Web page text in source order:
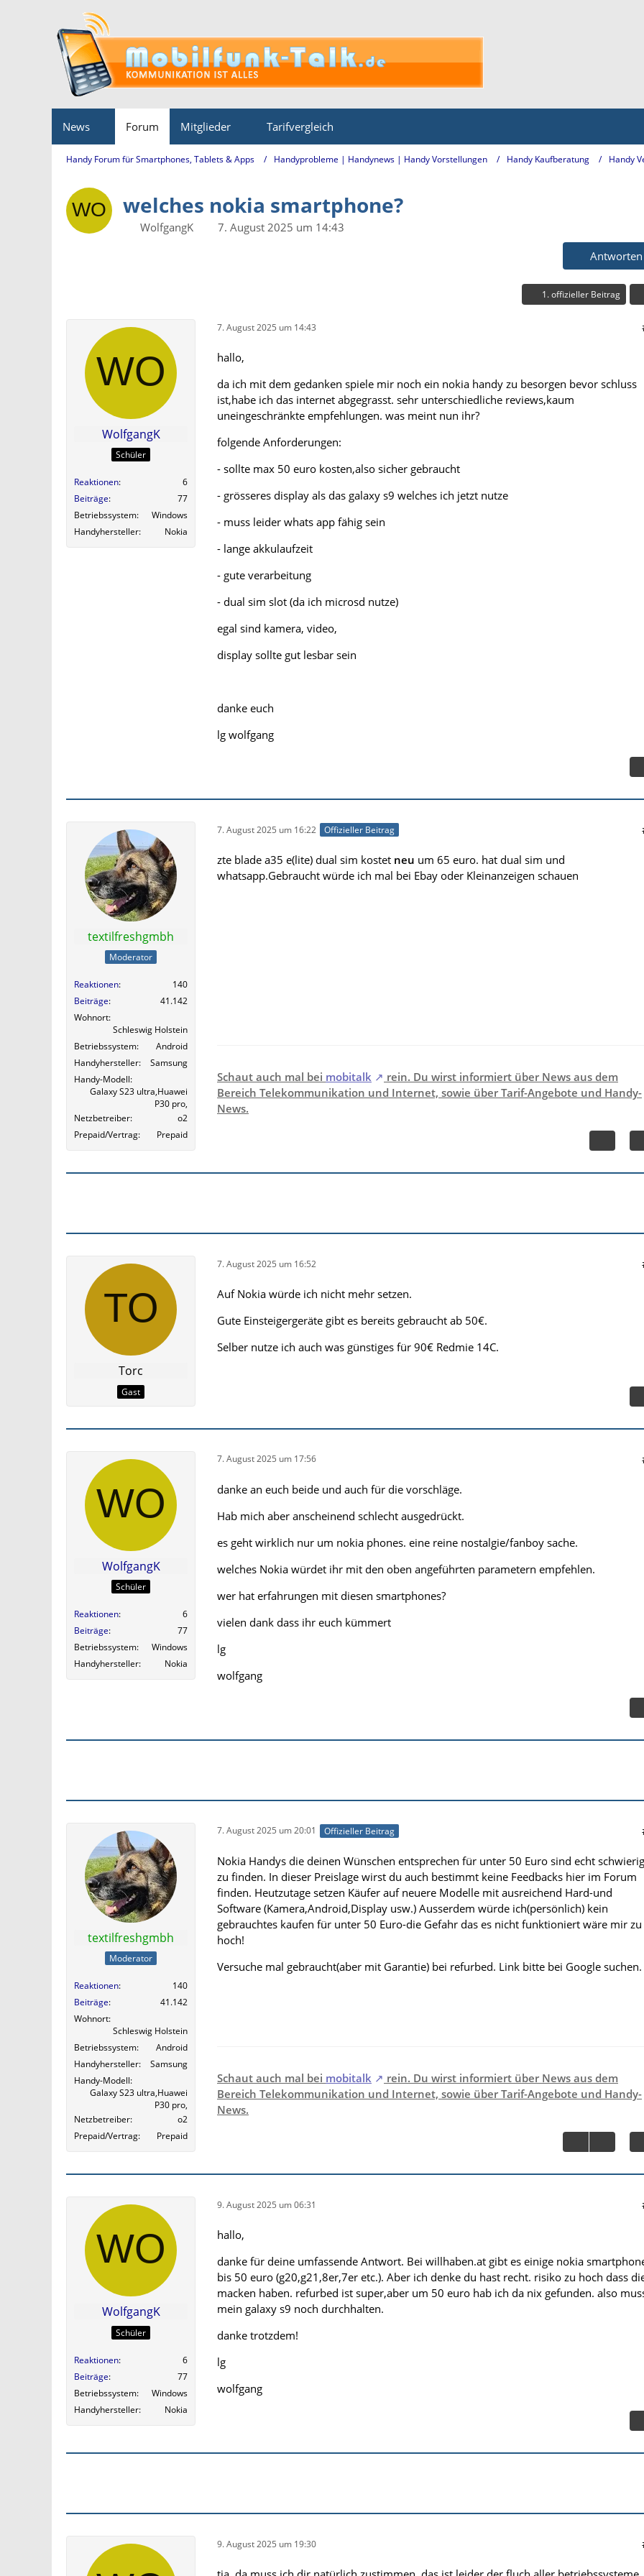
News Forum Mitglieder Tarifvergleich
Handy Forum für Smartphones, Tablets & Apps Handyprobleme | Handynews | Handy Vorstellungen Handy Kaufberatung Handy
welches nokia smartphone?
WolfgangK
7. August 2025 um 14:43
Antworten
1. offizieller Beitrag
WolfgangK
Schüler
Reaktionen
6
Beiträge
77
Betriebssystem
Windows
Handyhersteller
Nokia
7. August 2025 um 14:43
hallo,
da ich mit dem gedanken spiele mir noch ein nokia handy zu besorgen bevor schluss
ist,habe ich das internet abgegrasst. sehr unterschiedliche reviews,kaum
uneingeschränkte empfehlungen. was meint nun ihr?
folgende Anforderungen:
- sollte max 50 euro kosten,also sicher gebraucht
- grösseres display als das galaxy s9 welches ich jetzt nutze
- muss leider whats app fähig sein
- lange akkulaufzeit
- gute verarbeitung
- dual sim slot (da ich microsd nutze)
egal sind kamera, video,
display sollte gut lesbar sein
danke euch
lg wolfgang
textilfreshgmbh
Moderator
Reaktionen
140
Beiträge
41.142
Wohnort
Schleswig Holstein
Betriebssystem
Android
Handyhersteller
Samsung
Handy-Modell
Galaxy S23 ultra,Huawei
P30 pro,
Netzbetreiber
o2
Prepaid/Vertrag
Prepaid
7. August 2025 um 16:22 Offizieller Beitrag
zte blade a35 e(lite) dual sim kostet neu um 65 euro. hat dual sim und
whatsapp.Gebraucht würde ich mal bei Ebay oder Kleinanzeigen schauen
Schaut auch mal bei mobitalk
rein. Du wirst informiert über News aus dem
Bereich Telekommunikation und Internet, sowie über Tarif-Angebote und Handy-
News.
Torc
Gast
7. August 2025 um 16:52
Auf Nokia würde ich nicht mehr setzen.
Gute Einsteigergeräte gibt es bereits gebraucht ab 50€.
Selber nutze ich auch was günstiges für 90€ Redmie 14C.
WolfgangK
Schüler
Reaktionen
6
Beiträge
77
Betriebssystem
Windows
Handyhersteller
Nokia
7. August 2025 um 17:56
danke an euch beide und auch für die vorschläge.
Hab mich aber anscheinend schlecht ausgedrückt.
es geht wirklich nur um nokia phones. eine reine nostalgie/fanboy sache.
welches Nokia würdet ihr mit den oben angeführten parametern empfehlen.
wer hat erfahrungen mit diesen smartphones?
vielen dank dass ihr euch kümmert
lg
wolfgang
textilfreshgmbh
Moderator
Reaktionen
140
Beiträge
41.142
Wohnort
Schleswig Holstein
Betriebssystem
Android
Handyhersteller
Samsung
Handy-Modell
Galaxy S23 ultra,Huawei
P30 pro,
Netzbetreiber
o2
Prepaid/Vertrag
Prepaid
7. August 2025 um 20:01 Offizieller Beitrag
Nokia Handys die deinen Wünschen entsprechen für unter 50 Euro sind echt schwierig
zu finden. In dieser Preislage wirst du auch bestimmt keine Feedbacks hier im Forum
finden. Heutzutage setzen Käufer auf neuere Modelle mit ausreichend Hard-und
Software (Kamera,Android,Display usw.) Ausserdem würde ich(persönlich) kein
gebrauchtes kaufen für unter 50 Euro-die Gefahr das es nicht funktioniert wäre mir zu
hoch!
Versuche mal gebraucht(aber mit Garantie) bei refurbed. Link bitte bei Google suchen.
Schaut auch mal bei mobitalk
rein. Du wirst informiert über News aus dem
Bereich Telekommunikation und Internet, sowie über Tarif-Angebote und Handy-
News.
WolfgangK
Schüler
Reaktionen
6
Beiträge
77
Betriebssystem
Windows
Handyhersteller
Nokia
9. August 2025 um 06:31
hallo,
danke für deine umfassende Antwort. Bei willhaben.at gibt es einige nokia
bis 50 euro (g20,g21,8er,7er etc.). Aber ich denke du hast recht. risiko zu hoch dass
macken haben. refurbed ist super,aber um 50 euro hab ich da nix gefunden. also
mein galaxy s9 noch durchhalten.
danke trotzdem!
lg
wolfgang
9. August 2025 um 19:30